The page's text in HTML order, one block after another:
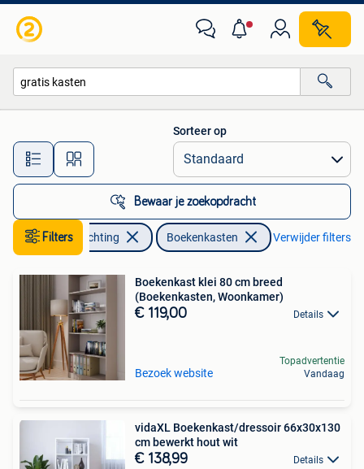
Alle afstanden…
Sorteer op
Bewaar je zoekopdracht
Filters
Huis en Inrichting Boekenkasten Verwijder filters
Boekenkast klei 80 cm breed
(Boekenkasten, Woonkamer)
€ 119,00 Details
Bezoek website
Topadvertentie
Vandaag
vidaXL Boekenkast/dressoir 66x30x130
cm bewerkt hout wit
€ 138,99 Details